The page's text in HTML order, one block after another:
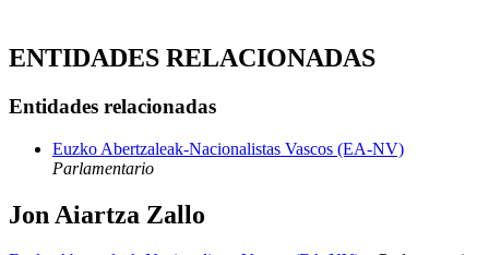
ENTIDADES RELACIONADAS
Entidades relacionadas
Euzko Abertzaleak-Nacionalistas Vascos (EA-NV)
Parlamentario
Jon Aiartza Zallo